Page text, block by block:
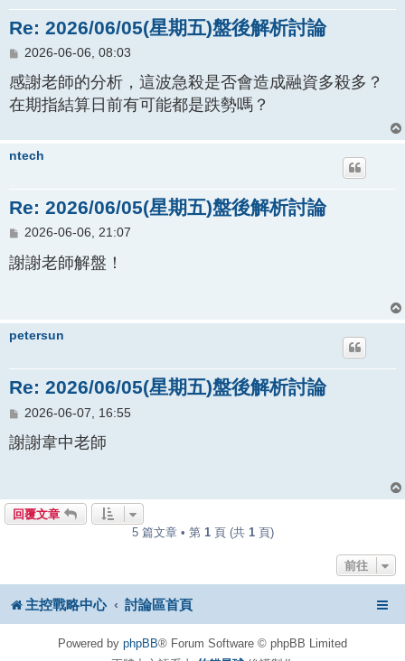
Re: 2026/06/05(星期五)盤後解析討論
文
2026-06-06, 08:03
感謝老師的分析，這波急殺是否會造成融資多殺多？
在期指結算日前有可能都是跌勢嗎？
ntech
Re: 2026/06/05(星期五)盤後解析討論
文
2026-06-06, 21:07
謝謝老師解盤！
petersun
Re: 2026/06/05(星期五)盤後解析討論
文
2026-06-07, 16:55
謝謝韋中老師
回覆文章
5 篇文章 • 第 1頁 (共 1頁)
前往
主控戰略中心 討論區首頁
Powered by phpBB® Forum Software © phpBB Limited